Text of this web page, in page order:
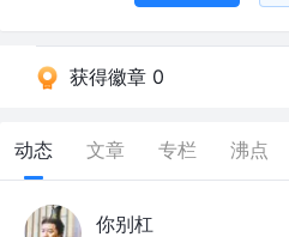
获得徽章 0
动态 文章 专栏 沸点
你别杠